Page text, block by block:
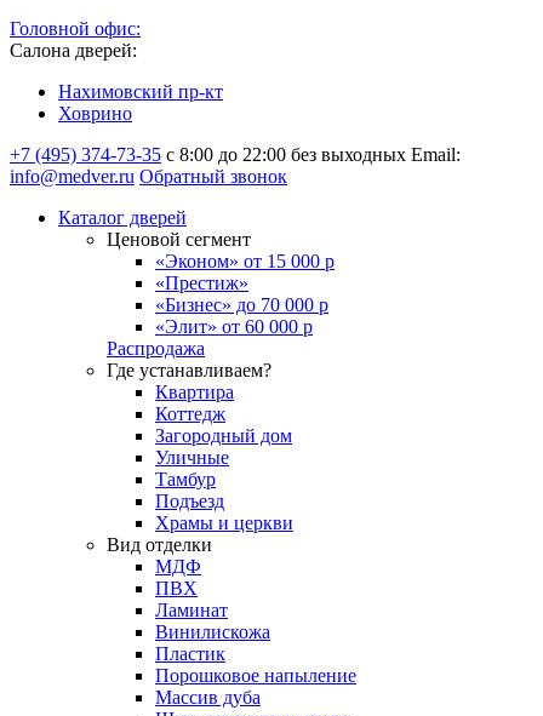
Головной офис:
Салона дверей:
Нахимовский пр-кт
Ховрино
+7 (495) 374-73-35 с 8:00 до 22:00 без выходных Email:
info@medver.ru Обратный звонок
Каталог дверей
Ценовой сегмент
«Эконом» от 15 000 р
«Престиж»
«Бизнес» до 70 000 р
«Элит» от 60 000 р
Распродажа
Где устанавливаем?
Квартира
Коттедж
Загородный дом
Уличные
Тамбур
Подъезд
Храмы и церкви
Вид отделки
МДФ
ПВХ
Ламинат
Винилискожа
Пластик
Порошковое напыление
Массив дуба